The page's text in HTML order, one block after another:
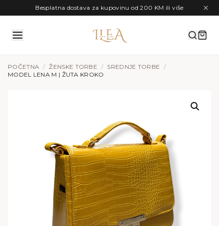
Preskoči na sadržajBesplatna dostava za kupovinu od 200 KM ili više
POČETNA / ŽENSKE TORBE / SREDNJE TORBE
/
MODEL LENA M | ŽUTA KROKO